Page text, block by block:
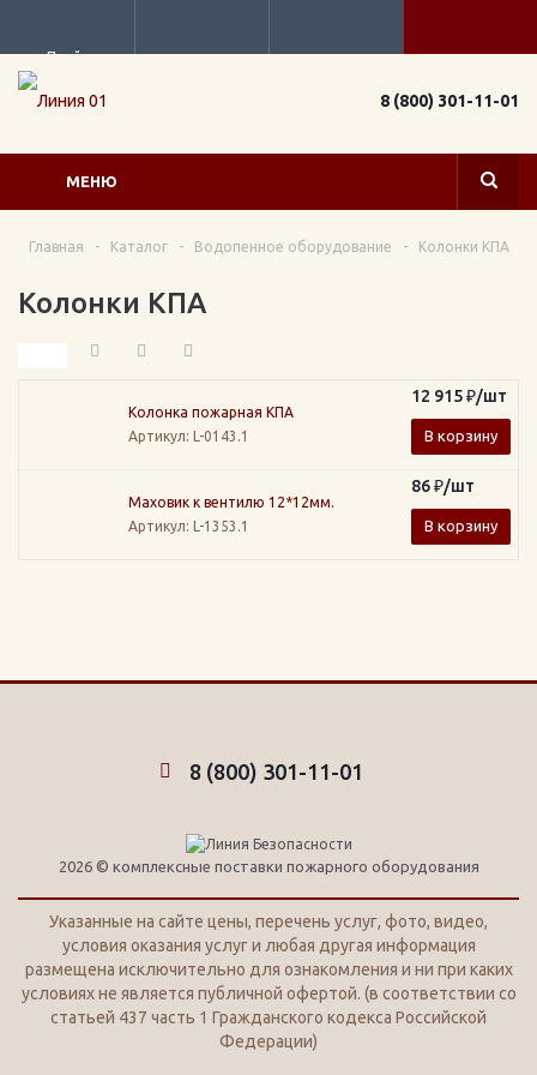
Прайс
8 (800) 301-11-01
МЕНЮ
Главная - Каталог - Водопенное оборудование - Колонки КПА
Колонки КПА
Колонка пожарная КПА
Артикул: L-0143.1
12 915₽/шт
В корзину
Маховик к вентилю 12*12мм.
Артикул: L-1353.1
86₽/шт
В корзину
8 (800) 301-11-01
2026 © комплексные поставки пожарного оборудования
Указанные на сайте цены, перечень услуг, фото, видео,
условия оказания услуг и любая другая информация
размещена исключительно для ознакомления и ни при каких
условиях не является публичной офертой. (в соответствии со
статьей 437 часть 1 Гражданского кодекса Российской
Федерации)